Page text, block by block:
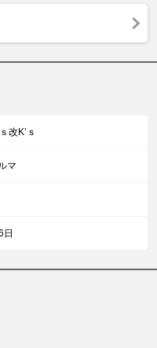
改K’ｓ
マ
日